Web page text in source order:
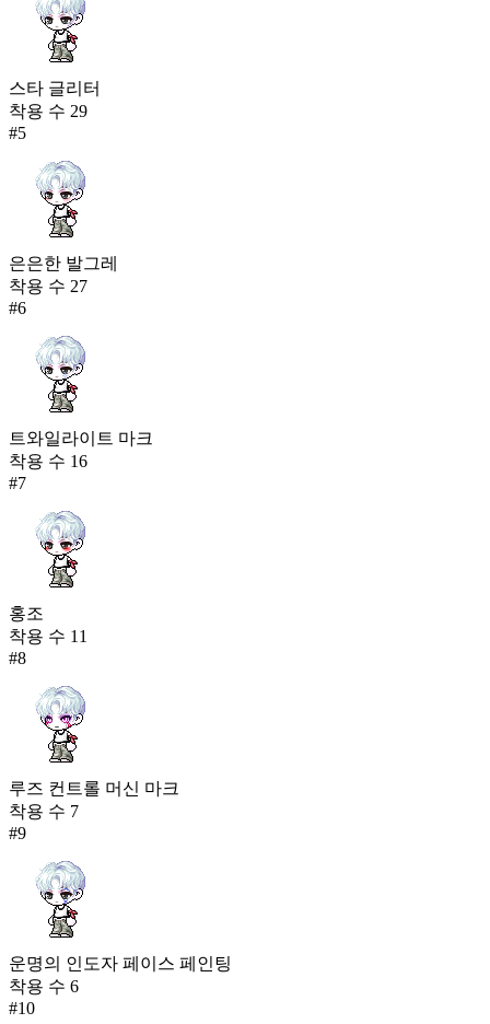
스타 글리터
착용 수 29
#5
은은한 발그레
착용 수 27
#6
트와일라이트 마크
착용 수 16
#7
홍조
착용 수 11
#8
루즈 컨트롤 머신 마크
착용 수 7
#9
운명의 인도자 페이스 페인팅
착용 수 6
#10